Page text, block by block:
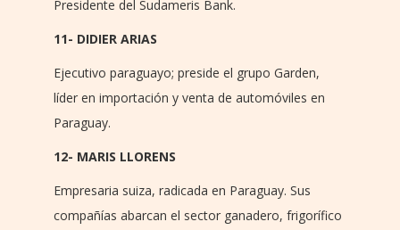
Presidente del Sudameris Bank.
11- DIDIER ARIAS
Ejecutivo paraguayo; preside el grupo Garden,
líder en importación y venta de automóviles en
Paraguay.
12- MARIS LLORENS
Empresaria suiza, radicada en Paraguay. Sus
compañías abarcan el sector ganadero, frigorífico